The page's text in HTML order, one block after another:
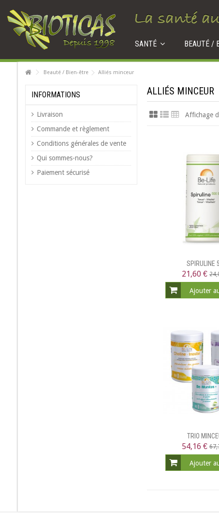
SANTÉ BEAUTÉ /
Beauté / Bien-être Alliés minceur
INFORMATIONS
Livraison
Commande et règlement
Conditions générales de vente
Qui sommes-nous?
Paiement sécurisé
ALLIÉS MINCEUR
Affichage
SPIRULINE
21,60 €
Ajouter
TRIO
54,16 €
Ajouter